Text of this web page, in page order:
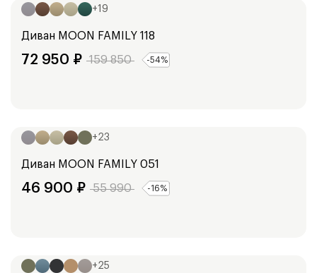
+19
Диван MOON FAMILY 118
72 950 ₽ 159 850 -54%
+23
Диван MOON FAMILY 051
46 900 ₽ 55 990 -16%
+25